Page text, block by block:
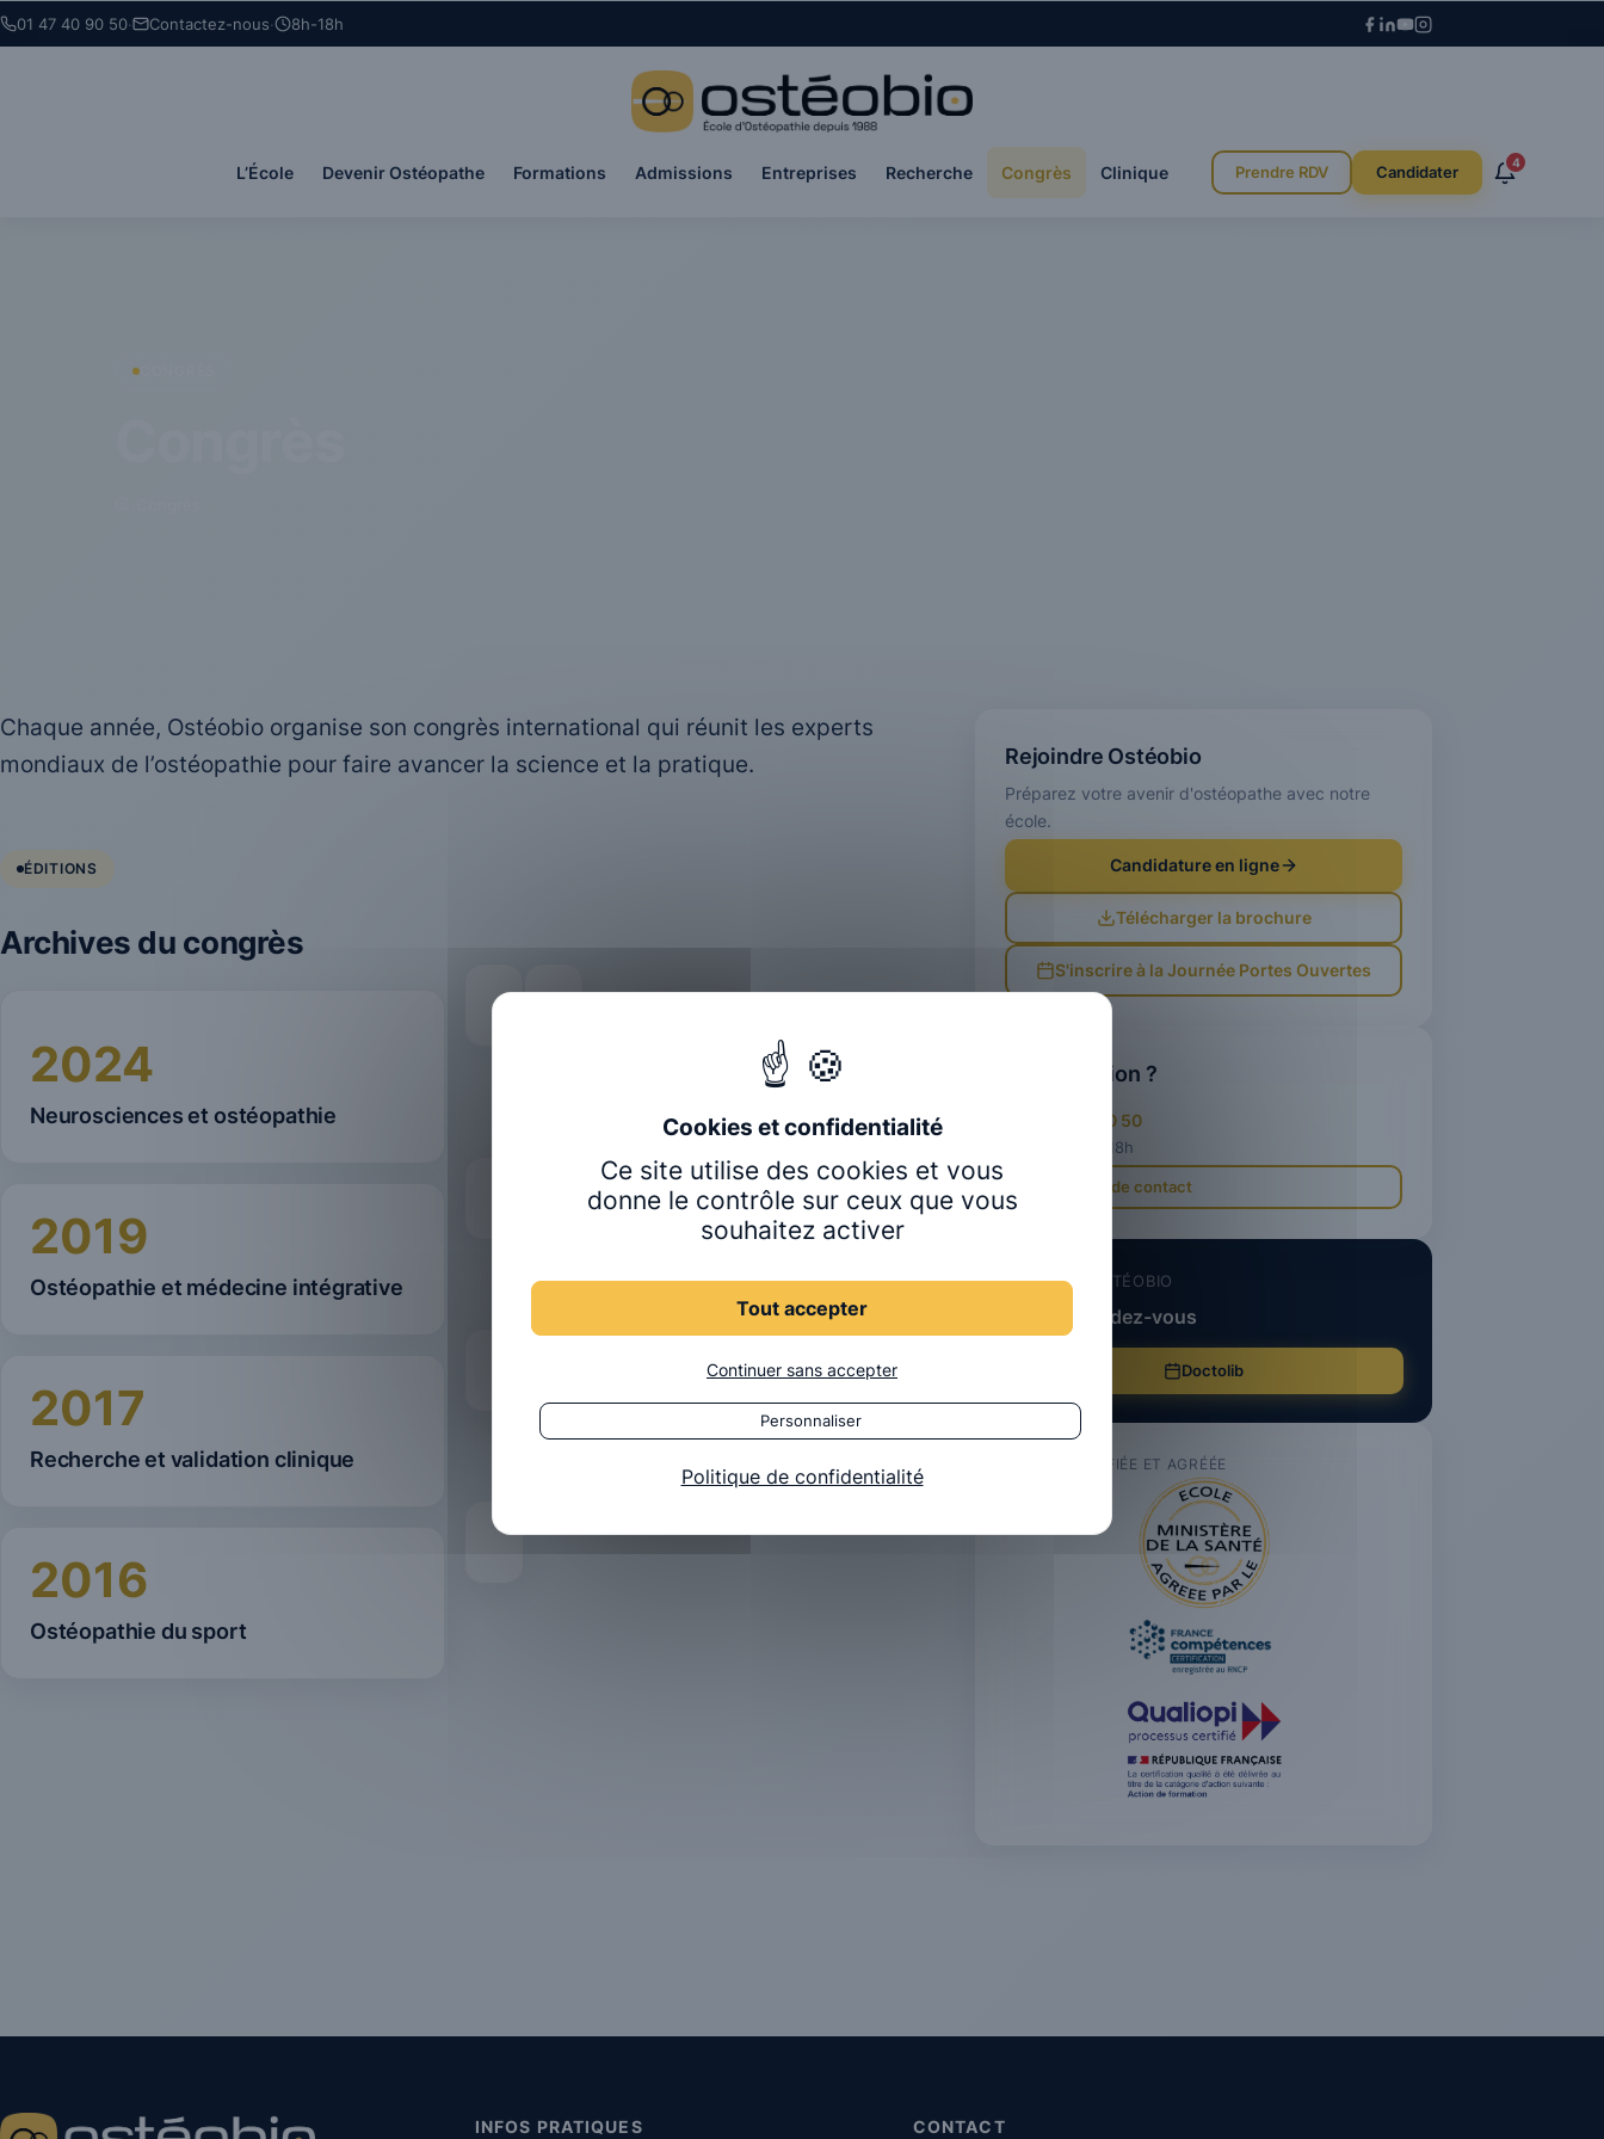
01 47 40 90 50· Contactez-nous· 8h-18h
L’École Devenir Ostéopathe Formations Admissions Entreprises Recherche Congrès Clinique Prendre RDV Candidater
4
Chaque année, Ostéobio organise son congrès international qui réunit les experts
mondiaux de l’ostéopathie pour faire avancer la science et la pratique.
ÉDITIONS
Archives du congrès
2024
Neurosciences et ostéopathie
2019
Ostéopathie et médecine intégrative
2017
Recherche et validation clinique
2016
Ostéopathie du sport
Rejoindre Ostéobio
Préparez votre avenir d'ostéopathe avec notre
école.
Candidature en ligne
Télécharger la brochure
S'inscrire à la Journée Portes Ouvertes
Une question ?
01 47 40 90 50
Lun-Ven · 8h-18h
Formulaire de contact
CLINIQUE OSTÉOBIO
Prendre rendez-vous
Doctolib
ÉCOLE CERTIFIÉE ET AGRÉÉE
INFOS PRATIQUES CONTACT
Panneau de gestion des cookies
Ce site utilise des cookies et vous
donne le contrôle sur ceux que vous
souhaitez activer
Tout accepter
Continuer sans accepter
Personnaliser
Politique de confidentialité